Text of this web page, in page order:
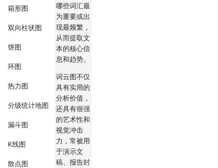
箱形图
双向柱状图
饼图
环图
热力图
分级统计地图
漏斗图
K线图
散点图
哪些词汇最
为重要或出
现最频繁，
从而提取文
本的核心信
息和趋势。
词云图不仅
具有实用的
分析价值，
还具有很强
的艺术性和
视觉冲击
力，常被用
于演示文
稿、报告封